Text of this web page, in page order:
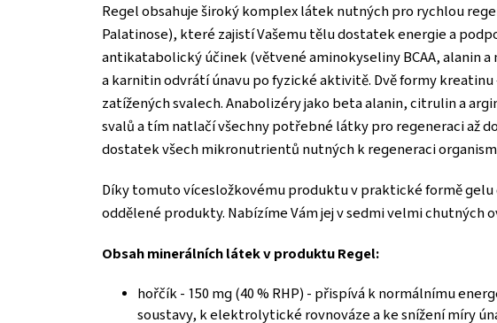
Regel obsahuje široký komplex látek nutných pro rychlou
Palatinose), které zajistí Vašemu tělu dostatek energie a
antikatabolický účinek (větvené aminokyseliny BCAA, alanin
a karnitin odvrátí únavu po fyzické aktivitě. Dvě formy
zatížených svalech. Anabolizéry jako beta alanin, citrulin a
svalů a tím natlačí všechny potřebné látky pro regeneraci až
dostatek všech mikronutrientů nutných k regeneraci
Díky tomuto vícesložkovému produktu v praktické formě
oddělené produkty. Nabízíme Vám jej v sedmi velmi
Obsah minerálních látek v produktu Regel:
hořčík - 150 mg (40 % RHP) - přispívá k normálnímu
soustavy, k elektrolytické rovnováze a ke snížení míry